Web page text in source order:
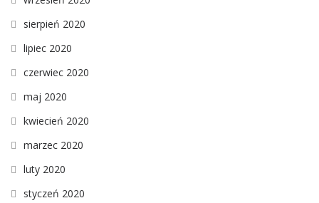
sierpień 2020
lipiec 2020
czerwiec 2020
maj 2020
kwiecień 2020
marzec 2020
luty 2020
styczeń 2020